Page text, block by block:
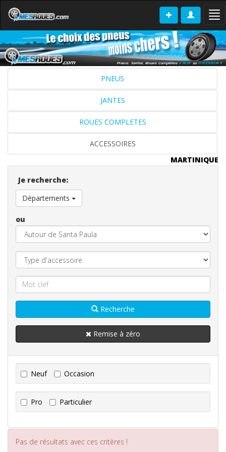
PNEUS
JANTES
ROUES COMPLETES
ACCESSOIRES
MARTINIQUE
Je recherche:
Départements
ou
Recherche
Remise à zéro
Neuf Occasion
Pro Particulier
Pas de résultats avec ces critères !